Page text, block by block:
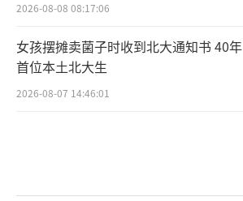
2026-08-08 08:17:06
女孩摆摊卖菌子时收到北大通知书 40年
首位本土北大生
2026-08-07 14:46:01